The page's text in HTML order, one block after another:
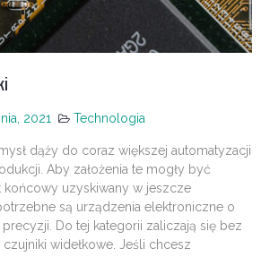
2021 Technologia
dąży do coraz większej automatyzacji
Aby założenia te mogły być
końcowy uzyskiwany w jeszcze
są urządzenia elektroniczne o
Do tej kategorii zaliczają się bez
widełkowe. Jeśli chcesz